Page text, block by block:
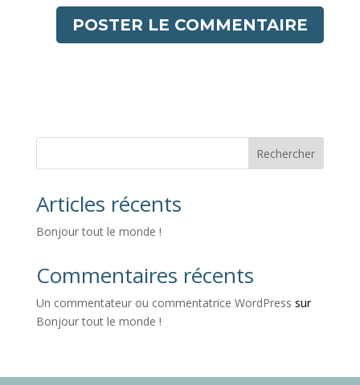
Rechercher
Articles récents
Bonjour tout le monde !
Commentaires récents
Un commentateur ou commentatrice WordPress sur
Bonjour tout le monde !